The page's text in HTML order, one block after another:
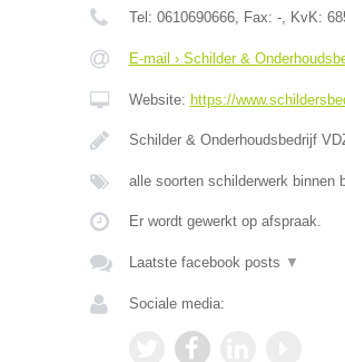
Tel: 0610690666, Fax: -, KvK:
E-mail › Schilder &
Website: https://
Schilder & Onderhoudsbedrijf
alle soorten schilderwerk binnen
Er wordt gewerkt op afspraak.
Laatste facebook posts ▼
Sociale media: